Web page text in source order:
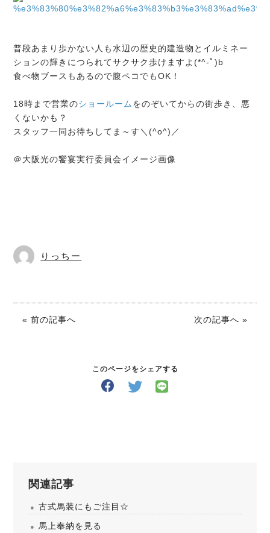
普段あまり歩かない人も水辺の歴史的建造物とイルミネー
ションの輝きにつられてサクサク歩けますよ(*^-ﾟ)b
食べ物ブースもあるので腹ペコでもOK！
18時まで営業のショールーム をのぞいてからの街歩き、悪
くないかも？
スタッフ一同お待ちしてま～す＼(^o^)／
＠大阪光の饗宴実行委員会イメージ画像
りっちー
« 前の記事へ 次の記事へ »
このページをシェアする
関連記事
古式馬装にもご注目☆
馬上奉納を見る